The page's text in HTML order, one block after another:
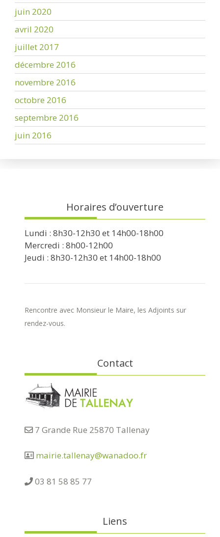
juin 2020
avril 2020
juillet 2017
décembre 2016
novembre 2016
octobre 2016
septembre 2016
juin 2016
Horaires d’ouverture
Lundi : 8h30-12h30 et 14h00-18h00
Mercredi : 8h00-12h00
Jeudi : 8h30-12h30 et 14h00-18h00
Rencontre avec Monsieur le Maire, les Adjoints sur
rendez-vous.
Contact
7 Grande Rue 25870 Tallenay
mairie.tallenay@wanadoo.fr
03 81 58 85 77
Liens